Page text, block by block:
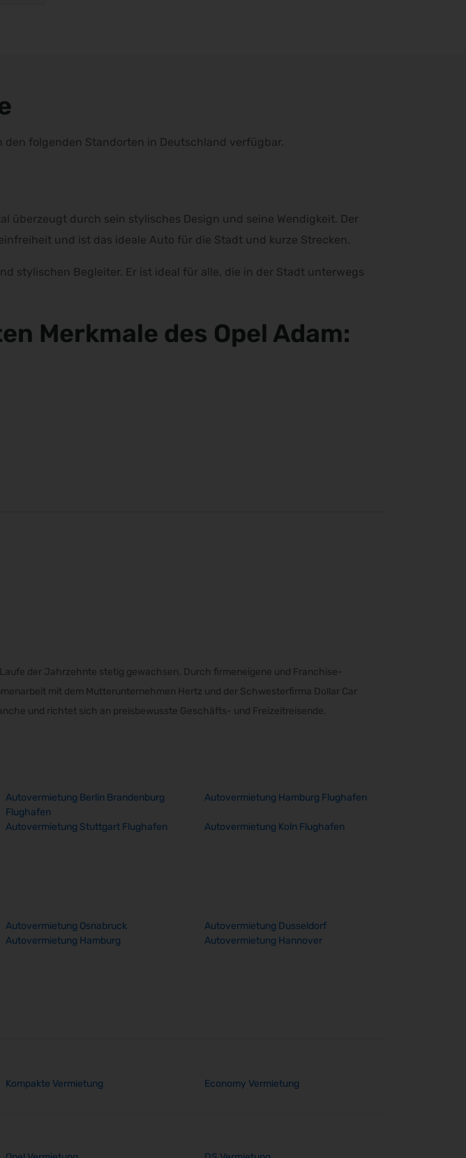
den folgenden Standorten in Deutschland verfügbar.
überzeugt durch sein stylisches Design und seine Wendigkeit. Der
und ist das ideale Auto für die Stadt und kurze Strecken.
stylischen Begleiter. Er ist ideal für alle, die in der Stadt unterwegs
Merkmale des Opel Adam:
der Jahrzehnte stetig gewachsen. Durch firmeneigene und Franchise-
mit dem Mutterunternehmen Hertz und der Schwesterfirma Dollar Car
und richtet sich an preisbewusste Geschäfts- und Freizeitreisende.
Autovermietung Berlin Brandenburg
Flughafen
Autovermietung Hamburg Flughafen
Autovermietung Stuttgart Flughafen Autovermietung Koln Flughafen
Autovermietung Osnabruck
Autovermietung Dusseldorf
Autovermietung Hamburg
Autovermietung Hannover
Kompakte Vermietung
Economy Vermietung